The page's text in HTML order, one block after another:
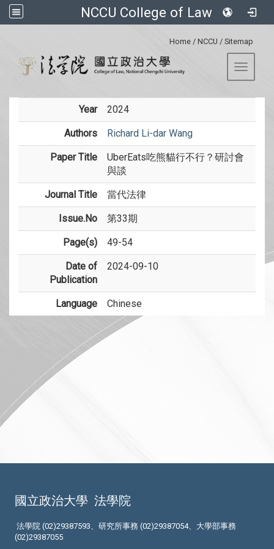
NCCU College of Law
Home / NCCU / Sitemap
Toggle
Year 2024
Authors Richard Li-dar Wang
Paper Title
UberEats吃熊貓行不行？研討會
與談
Journal Title 當代法律
Issue.No 第33期
Page(s) 49-54
Date of
Publication
2024-09-10
Language Chinese
國立政治大學 法學院
法學院 (02)29387593、研究所事務 (02)29387054、大學部事務
(02)29387055